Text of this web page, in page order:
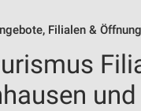
Filialen &